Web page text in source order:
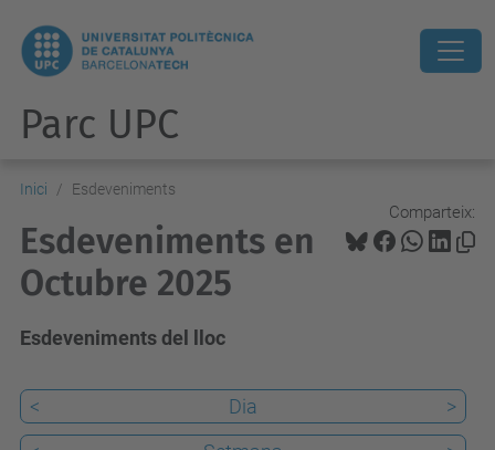
Parc UPC
Inici Esdeveniments
Comparteix:
Esdeveniments en
Octubre 2025
Esdeveniments del lloc
< Dia
>